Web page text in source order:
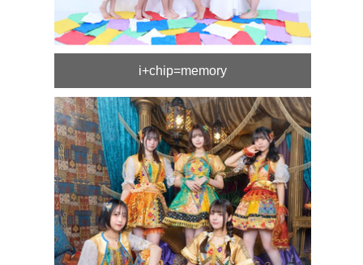
i+chip=memory